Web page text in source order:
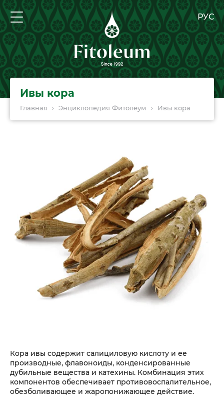
РУС
Главная › Энциклопедия Фитолеум › Ивы кора
Ивы кора
Кора ивы содержит салициловую кислоту и ее
производные, флавоноиды, конденсированные
дубильные вещества и катехины. Комбинация этих
компонентов обеспечивает противовоспалительное,
обезболивающее и жаропонижающее действие.